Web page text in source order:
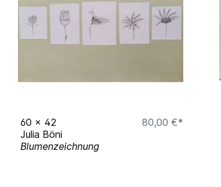
60 x 42
80,00 €*
Julia Böni
Blumenzeichnung